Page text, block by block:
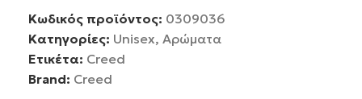
Κωδικός προϊόντος: 0309036
Κατηγορίες: Unisex, Αρώματα
Ετικέτα: Creed
Brand: Creed